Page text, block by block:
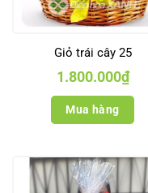
Giỏ trái cây 25
1.800.000₫
Mua hàng